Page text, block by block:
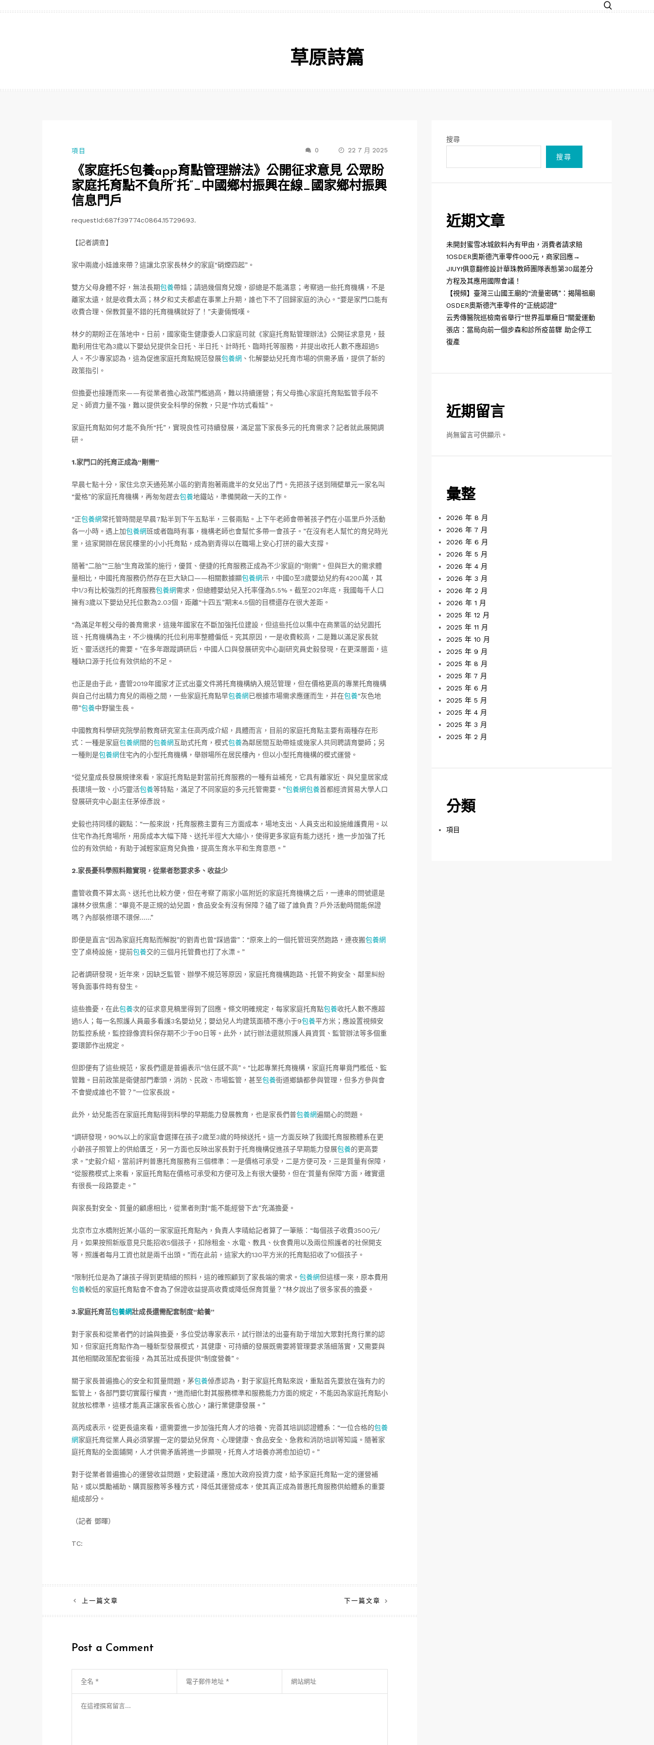
草原詩篇
項目 0 22 7 月 2025
《家庭托S包養app育點管理辦法》公開征求意見 公眾盼
家庭托育點不負所“托”_中國鄉村振興在線_國家鄉村振興
信息門戶
requestId:687f39774c0864.15729693.
【記者調查】
家中兩歲小娃誰來帶？這讓北京家長林夕的家庭“硝煙四起”。
雙方父母身體不好，無法長期包養帶娃；請過幾個育兒嫂，卻總是不能滿意；考察過一些托育機構，不是
離家太遠，就是收費太高；林夕和丈夫都處在事業上升期，誰也下不了回歸家庭的決心。“要是家門口能有
收費合理、保教質量不錯的托育機構就好了！”夫妻倆慨嘆。
林夕的期盼正在落地中。日前，國家衛生健康委人口家庭司就《家庭托育點管理辦法》公開征求意見，鼓
勵利用住宅為3歲以下嬰幼兒提供全日托、半日托、計時托、臨時托等服務，并提出收托人數不應超過5
人。不少專家認為，這為促進家庭托育點規范發展包養網 、化解嬰幼兒托育市場的供需矛盾，提供了新的
政策指引。
但擔憂也接踵而來——有從業者擔心政策門檻過高，難以持續運營；有父母擔心家庭托育點監管手段不
足、師資力量不強，難以提供安全科學的保教，只是“作坊式看娃”。
家庭托育點如何才能不負所“托”，實現良性可持續發展，滿足當下家長多元的托育需求？記者就此展開調
研。
1.家門口的托育正成為“剛需”
早晨七點十分，家住北京天通苑某小區的劉青抱著兩歲半的女兒出了門。先把孩子送到隔壁單元一家名叫
“愛格”的家庭托育機構，再匆匆趕去包養地鐵站，準備開啟一天的工作。
“正包養網常托管時間是早晨7點半到下午五點半，三餐兩點。上下午老師會帶著孩子們在小區里戶外活動
各一小時。遇上加包養網班或者臨時有事，機構老師也會幫忙多帶一會孩子。”在沒有老人幫忙的育兒時光
里，這家開辦在居民樓里的小小托育點，成為劉青得以在職場上安心打拼的最大支撐。
隨著“二胎”“三胎”生育政策的施行，優質、便捷的托育服務正成為不少家庭的“剛需”。但與巨大的需求體
量相比，中國托育服務仍然存在巨大缺口——相關數據顯包養網示，中國0至3歲嬰幼兒約有4200萬，其
中1/3有比較強烈的托育服務包養網需求，但總體嬰幼兒入托率僅為5.5%。截至2021年底，我國每千人口
擁有3歲以下嬰幼兒托位數為2.03個，距離“十四五”期末4.5個的目標還存在很大差距。
“為滿足年輕父母的養育需求，這幾年國家在不斷加強托位建設，但這些托位以集中在商業區的幼兒園托
班、托育機構為主，不少機構的托位利用率整體偏低。究其原因，一是收費較高，二是難以滿足家長就
近、靈活送托的需要。”在多年跟蹤調研后，中國人口與發展研究中心副研究員史毅發現，在更深層面，這
種缺口源于托位有效供給的不足。
也正是由于此，盡管2019年國家才正式出臺文件將托育機構納入規范管理，但在價格更高的專業托育機構
與自己付出精力育兒的兩極之間，一些家庭托育點早包養網已根據市場需求應運而生，并在包養“灰色地
帶”包養中野蠻生長。
中國教育科學研究院學前教育研究室主任高丙成介紹，具體而言，目前的家庭托育點主要有兩種存在形
式：一種是家庭包養網間的包養網互助式托育，模式包養為鄰居間互助帶娃或幾家人共同聘請育嬰師；另
一種則是包養網住宅內的小型托育機構，舉辦場所在居民樓內，但以小型托育機構的模式運營。
“從兒童成長發展規律來看，家庭托育點是對當前托育服務的一種有益補充，它具有離家近、與兒童居家成
長環境一致、小巧靈活包養等特點，滿足了不同家庭的多元托管需要。”包養網包養首都經濟貿易大學人口
發展研究中心副主任茅倬彥說。
史毅也持同樣的觀點：“一般來說，托育服務主要有三方面成本，場地支出、人員支出和設施維護費用。以
住宅作為托育場所，用房成本大幅下降、送托半徑大大縮小，使得更多家庭有能力送托，進一步加強了托
位的有效供給，有助于減輕家庭育兒負擔，提高生育水平和生育意愿。”
2.家長憂科學照料難實現，從業者愁要求多、收益少
盡管收費不算太高、送托也比較方便，但在考察了兩家小區附近的家庭托育機構之后，一連串的問號還是
讓林夕很焦慮：“畢竟不是正規的幼兒園，食品安全有沒有保障？磕了碰了誰負責？戶外活動時間能保證
嗎？內部裝修環不環保……”
即便是直言“因為家庭托育點而解脫”的劉青也曾“踩過雷”：“原來上的一個托管班突然跑路，連夜搬包養網
空了桌椅設施，提前包養交的三個月托管費也打了水漂。”
記者調研發現，近年來，因缺乏監管、辦學不規范等原因，家庭托育機構跑路、托管不夠安全、鄰里糾紛
等負面事件時有發生。
這些擔憂，在此包養次的征求意見稿里得到了回應。條文明確規定，每家家庭托育點包養收托人數不應超
過5人；每一名照護人員最多看護3名嬰幼兒；嬰幼兒人均建筑面積不應小于9包養平方米；應設置視頻安
防監控系統，監控錄像資料保存期不少于90日等。此外，試行辦法還就照護人員資質、監管辦法等多個重
要環節作出規定。
但即便有了這些規范，家長們還是普遍表示“信任感不高”。“比起專業托育機構，家庭托育畢竟門檻低、監
管難。目前政策是衛健部門牽頭，消防、民政、市場監管，甚至包養街道鄉鎮都參與管理，但多方參與會
不會變成誰也不管？”一位家長說。
此外，幼兒能否在家庭托育點得到科學的早期能力發展教育，也是家長們普包養網遍關心的問題。
“調研發現，90%以上的家庭會選擇在孩子2歲至3歲的時候送托。這一方面反映了我國托育服務體系在更
小齡孩子照管上的供給匱乏，另一方面也反映出家長對于托育機構促進孩子早期能力發展包養的更高要
求。”史毅介紹，當前評判普惠托育服務有三個標準：一是價格可承受，二是方便可及，三是質量有保障，
“從服務模式上來看，家庭托育點在價格可承受和方便可及上有很大優勢，但在‘質量有保障’方面，確實還
有很長一段路要走。”
與家長對安全、質量的顧慮相比，從業者則對“能不能經營下去”充滿擔憂。
北京市立水橋附近某小區的一家家庭托育點內，負責人李晴給記者算了一筆賬：“每個孩子收費3500元/
月，如果按照新版意見只能招收5個孩子，扣除租金、水電、教具、伙食費用以及兩位照護者的社保開支
等，照護者每月工資也就是兩千出頭。”而在此前，這家大約130平方米的托育點招收了10個孩子。
“限制托位是為了讓孩子得到更精細的照料，這的確照顧到了家長端的需求。 包養網但這樣一來，原本費用
包養較低的家庭托育點會不會為了保證收益提高收費或降低保育質量？”林夕說出了很多家長的擔憂。
3.家庭托育茁包養網壯成長還需配套制度“給養”
對于家長和從業者們的討論與擔憂，多位受訪專家表示，試行辦法的出臺有助于增加大眾對托育行業的認
知，但家庭托育點作為一種新型發展模式，其健康、可持續的發展既需要將管理要求落細落實，又需要與
其他相關政策配套銜接，為其茁壯成長提供“制度營養”。
關于家長普遍擔心的安全和質量問題，茅包養倬彥認為，對于家庭托育點來說，重點首先要放在強有力的
監管上，各部門要切實履行權責，“進而細化對其服務標準和服務能力方面的規定，不能因為家庭托育點小
就放松標準，這樣才能真正讓家長省心放心，讓行業健康發展。”
高丙成表示，從更長遠來看，還需要進一步加強托育人才的培養、完善其培訓認證體系：“一位合格的包養
網家庭托育從業人員必須掌握一定的嬰幼兒保育、心理健康、食品安全、急救和消防培訓等知識。隨著家
庭托育點的全面鋪開，人才供需矛盾將進一步顯現，托育人才培養亦將愈加迫切。”
對于從業者普遍擔心的運營收益問題，史毅建議，應加大政府投資力度，給予家庭托育點一定的運營補
貼，或以獎勵補助、購買服務等多種方式，降低其運營成本，使其真正成為普惠托育服務供給體系的重要
組成部分。
（記者 鄧暉）
TC:
文
章
覽
上一篇文章 下一篇文章
Post a Comment
搜尋
搜尋
近期文章
未開封蜜雪冰城飲料內有甲由，消費者請求賠
1OSDER奧斯德汽車零件000元，商家回應→
JIUYI俱意翻修設計華珠教師團隊表態第30屆差分
方程及其應用國際會議！
【視頻】臺灣三山國王廟的“流量密碼”：揭陽祖廟
OSDER奧斯德汽車零件的“正統認證”
云秀傳醫院巡檢南省舉行“世界孤單癥日”關愛運動
張店：當局向前一個步森和診所疫苗驟 助企停工
復產
近期留言
尚無留言可供顯示。
彙整
2026 年 8 月
2026 年 7 月
2026 年 6 月
2026 年 5 月
2026 年 4 月
2026 年 3 月
2026 年 2 月
2026 年 1 月
2025 年 12 月
2025 年 11 月
2025 年 10 月
2025 年 9 月
2025 年 8 月
2025 年 7 月
2025 年 6 月
2025 年 5 月
2025 年 4 月
2025 年 3 月
2025 年 2 月
分類
項目